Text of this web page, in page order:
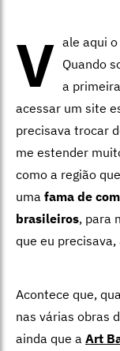
V ale aqui
Quando
a
acessar um site
precisava trocar
me estender
como a região
uma fama de
brasileiros, para
que eu
Acontece que,
nas várias obras
ainda que a Art